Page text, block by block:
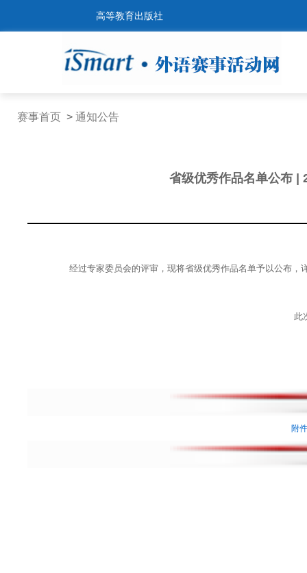
高等教育出版社
赛事首页 > 通知公告
省级优秀作品名单公布 |
经过专家委员会的评审，现将省级优秀作品名单予以公布，
此次
附